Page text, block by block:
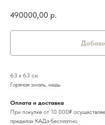
490000,00 р.
63 х 63 см
Горячая эмаль, медь
Оплата и доставка
При покупке от 10 000₽
пределах КАДа бесплатно.